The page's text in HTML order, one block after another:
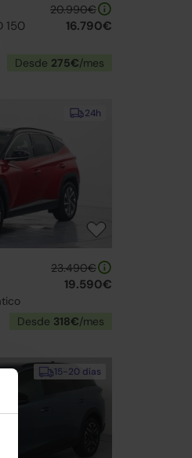
150
20.990€
16.790€
Desde 275€/mes
24h
23.490€
19.590€
Desde 318€/mes
15-20 días